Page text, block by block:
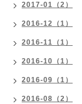
2017-01（2）
2016-12（1）
2016-11（1）
2016-10（1）
2016-09（1）
2016-08（2）